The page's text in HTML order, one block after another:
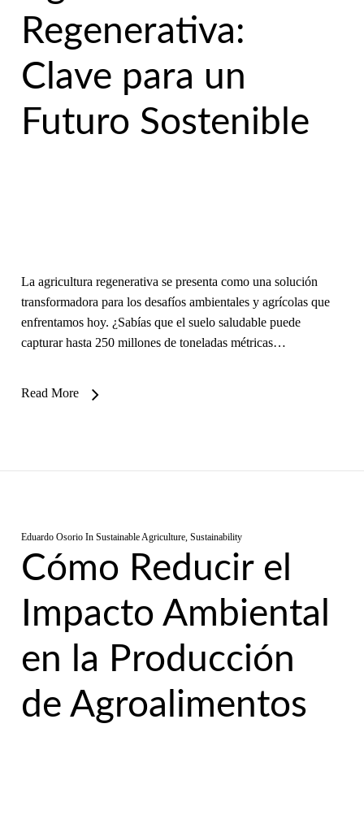
Regenerativa:
Clave para un
Futuro Sostenible
La agricultura regenerativa se presenta como una solución
transformadora para los desafíos ambientales y agrícolas que
enfrentamos hoy. ¿Sabías que el suelo saludable puede
capturar hasta 250 millones de toneladas métricas…
Read More
Eduardo Osorio In Sustainable Agriculture, Sustainability
Cómo Reducir el
Impacto Ambiental
en la Producción
de Agroalimentos